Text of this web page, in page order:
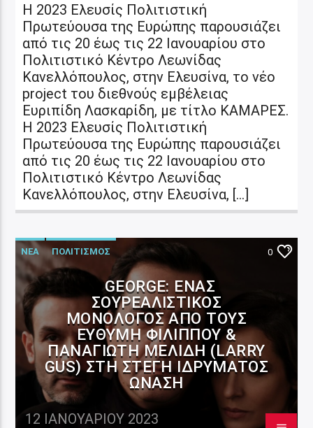
Η 2023 Ελευσίς Πολιτιστική
Πρωτεύουσα της Ευρώπης παρουσιάζει
από τις 20 έως τις 22 Ιανουαρίου στο
Πολιτιστικό Κέντρο Λεωνίδας
Κανελλόπουλος, στην Ελευσίνα, το νέο
project του διεθνούς εμβέλειας
Ευριπίδη Λασκαρίδη, με τίτλο ΚΑΜΑΡΕΣ.
Η 2023 Ελευσίς Πολιτιστική
Πρωτεύουσα της Ευρώπης παρουσιάζει
από τις 20 έως τις 22 Ιανουαρίου στο
Πολιτιστικό Κέντρο Λεωνίδας
Κανελλόπουλος, στην Ελευσίνα, […]
ΝΕΑ ΠΟΛΙΤΙΣΜΟΣ 0
GEORGE: ΈΝΑΣ
ΣΟΥΡΕΑΛΙΣΤΙΚΌΣ
ΜΟΝΌΛΟΓΟΣ ΑΠΌ ΤΟΥΣ
ΕΥΘΎΜΗ ΦΙΛΊΠΠΟΥ &
ΠΑΝΑΓΙΏΤΗ ΜΕΛΊΔΗ (LARRY
GUS) ΣΤΗ ΣΤΈΓΗ ΙΔΡΎΜΑΤΟΣ
ΩΝΆΣΗ
12 ΙΑΝΟΥΑΡΊΟΥ 2023